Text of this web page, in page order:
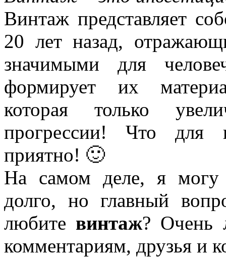
Винтаж представляет
20 лет назад,
значимыми для
формирует их
которая только
прогрессии! Что для
приятно! 🙂
На самом деле, я могу
долго, но главный
любите винтаж? Очень
комментариям, друзья и